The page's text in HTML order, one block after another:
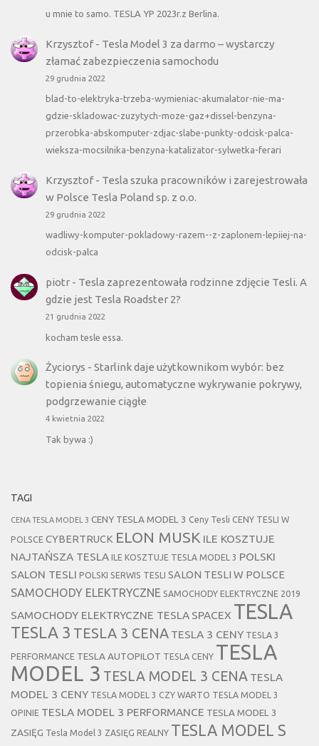
u mnie to samo. TESLA YP 2023r.z Berlina.
Krzysztof- Tesla Model 3 za darmo – wystarczy
złamać zabezpieczenia samochodu
29 grudnia 2022
blad-to-elektryka-trzeba-wymieniac-akumalator-nie-ma-
gdzie-skladowac-zuzytych-moze-gaz+dissel-benzyna-
przerobka-abskomputer-zdjac-slabe-punkty-odcisk-palca-
wieksza-mocsilnika-benzyna-katalizator-sylwetka-ferari
Krzysztof- Tesla szuka pracowników i zarejestrowała
w Polsce Tesla Poland sp. z o.o.
29 grudnia 2022
wadliwy-komputer-pokladowy-razem--z-zaplonem-lepiiej-na-
odcisk-palca
piotr- Tesla zaprezentowała rodzinne zdjęcie Tesli. A
gdzie jest Tesla Roadster 2?
21 grudnia 2022
kocham tesle essa.
Życiorys - Starlink daje użytkownikom wybór: bez
topienia śniegu, automatyczne wykrywanie pokrywy,
podgrzewanie ciągłe
4 kwietnia 2022
Tak bywa :)
TAGI
CENA TESLA MODEL 3 CENY TESLA MODEL 3 Ceny Tesli CENY TESLI W
POLSCE CYBERTRUCK ELON MUSK ILE KOSZTUJE
NAJTAŃSZA TESLA ILE KOSZTUJE TESLA MODEL 3 POLSKI
SALON TESLI POLSKI SERWIS TESLI SALON TESLI W POLSCE
SAMOCHODY ELEKTRYCZNE SAMOCHODY ELEKTRYCZNE 2019
SAMOCHODY ELEKTRYCZNE TESLA SPACEX TESLA
TESLA 3 TESLA 3 CENA TESLA 3 CENY TESLA 3
PERFORMANCE TESLA AUTOPILOT TESLA CENY TESLA
MODEL 3 TESLA MODEL 3 CENA TESLA
MODEL 3 CENY TESLA MODEL 3 CZY WARTO TESLA MODEL 3
OPINIE TESLA MODEL 3 PERFORMANCE TESLA MODEL 3
ZASIĘG Tesla Model 3 ZASIĘG REALNY TESLA MODEL S